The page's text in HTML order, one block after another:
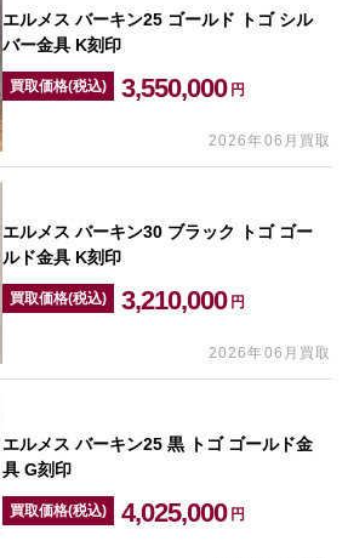
エルメス バーキン25 ゴールド トゴ シル
バー金具 K刻印
買取価格(税込) 3,550,000 円
2026年06月買取
エルメス バーキン30 ブラック トゴ ゴー
ルド金具 K刻印
買取価格(税込) 3,210,000 円
2026年06月買取
エルメス バーキン25 黒 トゴ ゴールド金
具 G刻印
買取価格(税込) 4,025,000 円